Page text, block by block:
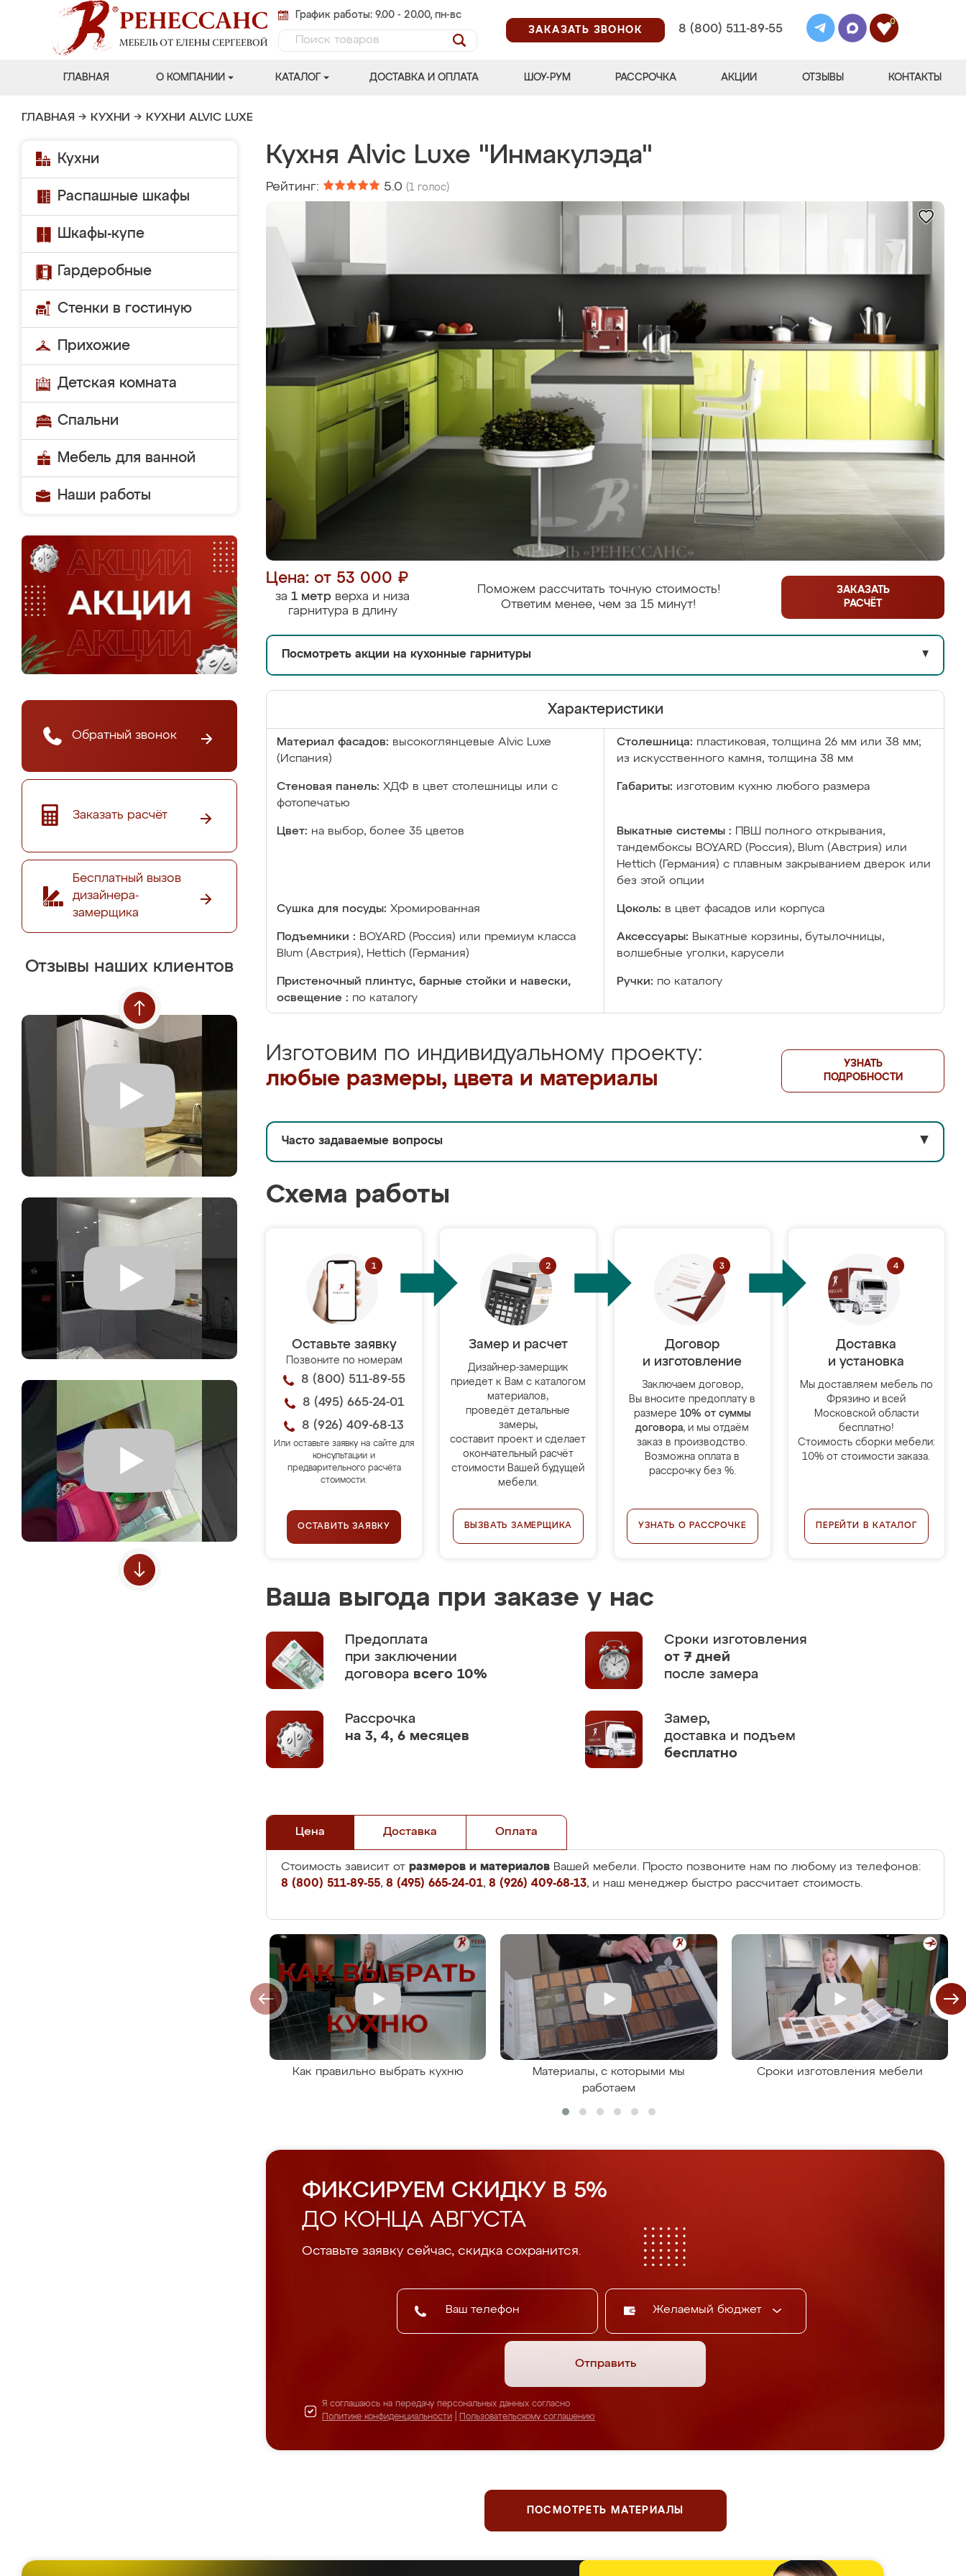
График работы: 9.00 - 20.00, пн-вс
ЗАКАЗАТЬ ЗВОНОК
8 (800) 511-89-55
0
ГЛАВНАЯ О КОМПАНИИ КАТАЛОГ ДОСТАВКА И ОПЛАТА ШОУ-РУМ РАССРОЧКА АКЦИИ ОТЗЫВЫ КОНТАКТЫ
ГЛАВНАЯ → КУХНИ → КУХНИ ALVIC LUXE
Кухни
Распашные шкафы
Шкафы-купе
Гардеробные
Стенки в гостиную
Прихожие
Детская комната
Спальни
Мебель для ванной
Наши работы
Обратный звонок
Заказать расчёт
Бесплатный вызов
дизайнера-
замерщика
Отзывы наших клиентов
Кухня Alvic Luxe "Инмакулэда"
Рейтинг: 5.0 (1 голос)
Цена: от 53 000 ₽
за 1 метр верха и низа
гарнитура в длину
Поможем рассчитать точную стоимость!
Ответим менее, чем за 15 минут!
ЗАКАЗАТЬ
РАСЧЁТ
Посмотреть акции на кухонные гарнитуры ▼
Характеристики
Материал фасадов: высокоглянцевые Аlvic Luxe
(Испания)
Столешница: пластиковая, толщина 26 мм или 38 мм;
из искусственного камня, толщина 38 мм
Стеновая панель: ХДФ в цвет столешницы или с
фотопечатью
Габариты: изготовим кухню любого размера
Цвет: на выбор, более 35 цветов Выкатные системы :
ПВШ полного открывания,
тандембоксы BOYARD (Россия), Blum (Австрия) или
Hettich (Германия) с плавным закрыванием дверок или
без этой опции
Сушка для посуды: Хромированная Цоколь: в цвет фасадов или корпуса
Подъемники : BOYARD (Россия) или премиум класса
Blum (Австрия), Hettich (Германия)
Аксессуары: Выкатные корзины, бутылочницы,
волшебные уголки, карусели
Пристеночный плинтус, барные стойки и навески,
освещение : по каталогу
Ручки: по каталогу
Изготовим по индивидуальному проекту:
любые размеры, цвета и материалы
УЗНАТЬ
ПОДРОБНОСТИ
Часто задаваемые вопросы ▼
Схема работы
Оставьте заявку
Позвоните по номерам
8 (800) 511-89-55
8 (495) 665-24-01
8 (926) 409-68-13
Или оставьте заявку на сайте для
консультации и
предварительного расчёта
стоимости.
ОСТАВИТЬ ЗАЯВКУ
Замер и расчет
Дизайнер-замерщик
приедет к Вам с каталогом
материалов,
проведёт детальные
замеры,
составит проект и сделает
окончательный расчёт
стоимости Вашей будущей
мебели.
ВЫЗВАТЬ ЗАМЕРЩИКА
Договор
и изготовление
Заключаем договор,
Вы вносите предоплату в
размере 10% от суммы
договора, и мы отдаём
заказ в производство.
Возможна оплата в
рассрочку без %.
УЗНАТЬ О РАССРОЧКЕ
Доставка
и установка
Мы доставляем мебель по
Фрязино и всей
Московской области
бесплатно!
Стоимость сборки мебели:
10% от стоимости заказа.
ПЕРЕЙТИ В КАТАЛОГ
Ваша выгода при заказе у нас
Предоплата
при заключении
договора всего 10%
Сроки изготовления
от 7 дней
после замера
Рассрочка
на 3, 4, 6 месяцев
Замер,
доставка и подъем
бесплатно
Цена Доставка Оплата
Стоимость зависит от размеров и материалов Вашей мебели. Просто позвоните нам по любому из телефонов:
8 (800) 511-89-55, 8 (495) 665-24-01, 8 (926) 409-68-13, и наш менеджер быстро рассчитает стоимость.
Как правильно выбрать кухню
Материалы, с которыми мы
работаем
Сроки изготовления мебели
ФИКСИРУЕМ СКИДКУ В 5%
ДО КОНЦА АВГУСТА
Оставьте заявку сейчас, скидка сохранится.
Желаемый бюджет
Отправить
Я соглашаюсь на передачу персональных данных согласно
Политике конфиденциальности
Пользовательскому соглашению
ПОСМОТРЕТЬ МАТЕРИАЛЫ